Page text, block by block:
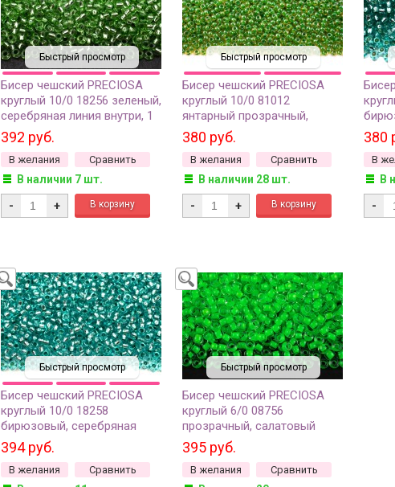
Быстрый просмотр
Бисер чешский PRECIOSA
круглый 10/0 18256 зеленый,
серебряная линия внутри, 1
сорт, 50г
392 руб.
В желания Сравнить
В наличии 7 шт.
- +
Быстрый просмотр
Бисер чешский PRECIOSA
круглый 10/0 81012
янтарный прозрачный,
салатовая линия внутри, 1
сорт, 50г
380 руб.
В желания Сравнить
В наличии 28 шт.
- +
380
В
В
-
Быстрый просмотр
Бисер чешский PRECIOSA
круглый 10/0 18258
бирюзовый, серебряная
линия внутри, 1 сорт, 50г
394 руб.
В желания Сравнить
Быстрый просмотр
Бисер чешский PRECIOSA
круглый 6/0 08756
прозрачный, салатовый
неон линия внутри, 50г
395 руб.
В желания Сравнить